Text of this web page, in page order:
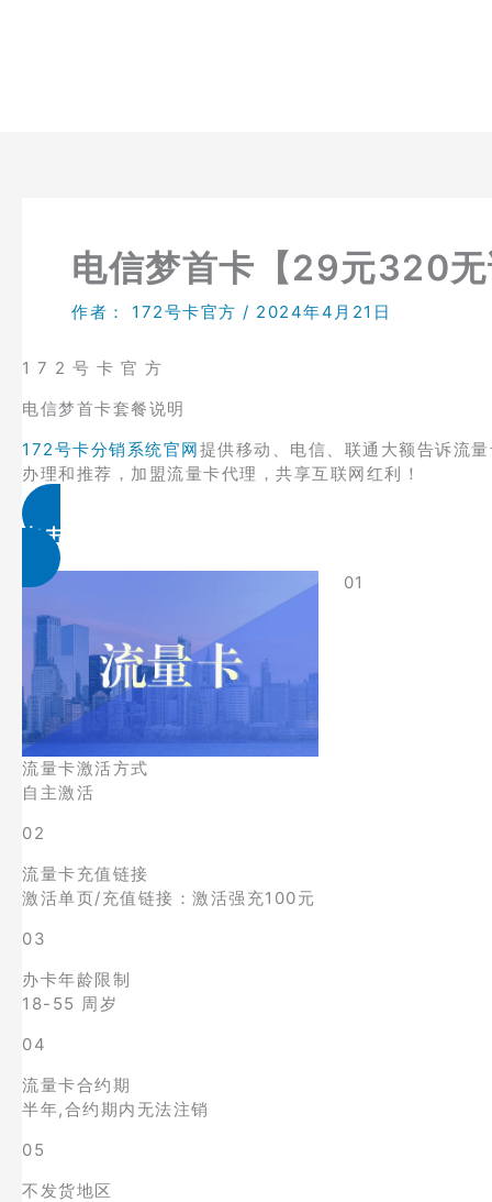
电信梦首卡【29元320
作者： 172号卡官方 / 2024年4月21日
1 7 2 号 卡 官 方
电信梦首卡套餐说明
172号卡分销系统官网提供移动、电信、联通大额告诉流
办理和推荐，加盟流量卡代理，共享互联网红利！
点击免费领取
01
流量卡激活方式
自主激活
02
流量卡充值链接
激活单页/充值链接：激活强充100元
03
办卡年龄限制
18-55 周岁
04
流量卡合约期
半年,合约期内无法注销
05
不发货地区